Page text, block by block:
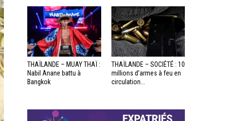
THAÏLANDE – MUAY THAÏ :
Nabil Anane battu à
Bangkok
THAÏLANDE – SOCIÉTÉ : 10
millions d’armes à feu en
circulation...